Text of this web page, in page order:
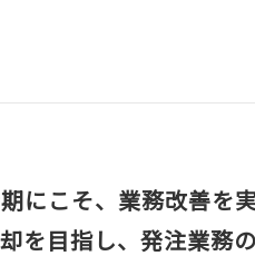
にこそ、業務改善を
を目指し、発注業務